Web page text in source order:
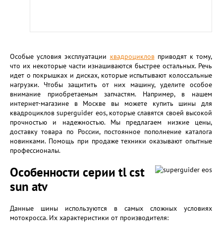
Особые условия эксплуатации квадроцикловприводят к тому,
что их некоторые части изнашиваются быстрее остальных. Речь
идет о покрышках и дисках, которые испытывают колоссальные
нагрузки. Чтобы защитить от них машину, уделите особое
внимание приобретаемым запчастям. Например, в нашем
интернет-магазине в Москве вы можете купить шины для
квадроциклов superguider eos, которые славятся своей высокой
прочностью и надежностью. Мы предлагаем низкие цены,
доставку товара по России, постоянное пополнение каталога
новинками. Помощь при продаже техники оказывают опытные
профессионалы.
Особенности серии tl cst
sun atv
Данные шины используются в самых сложных условиях
мотокросса. Их характеристики от производителя: